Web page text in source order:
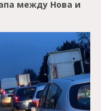
между Нова и